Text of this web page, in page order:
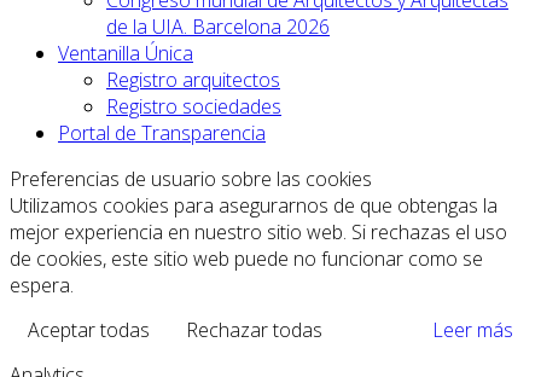
de la UIA. Barcelona 2026
Ventanilla Única
Registro arquitectos
Registro sociedades
Portal de Transparencia
Preferencias de usuario sobre las cookies
Utilizamos cookies para asegurarnos de que obtengas la
mejor experiencia en nuestro sitio web. Si rechazas el uso
de cookies, este sitio web puede no funcionar como se
espera.
Aceptar todas
Rechazar todas
Leer más